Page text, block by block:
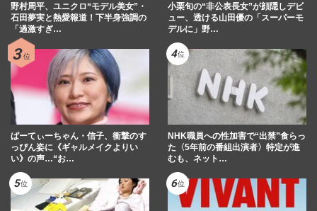
野村周平、ユニクロ“モデル美女”・
石田夢実と熱愛報道！下半身強調の
「過激すぎ…
小栗旬の“非公表長女”が顔隠しデビ
ュー、透ける山田優の「スーパーモ
デルに」野…
ぱーてぃーちゃん・信子、衝撃のす
っぴん姿に《ギャルメイクよりい
い》の声…“お…
NHK職員への性加害で“出禁”食らっ
た〈5年前の番組出演者〉特定が進
むも、ネット…